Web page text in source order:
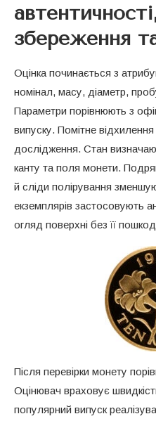
збереження
Оцінка починається з
номінал, масу, діаметр,
Параметри порівнюють з
випуску. Помітне
дослідження. Стан
канту та поля монети.
й сліди полірування
екземплярів застосовують
огляд поверхні без її
Після перевірки монету
Оцінювач враховує
популярний випуск